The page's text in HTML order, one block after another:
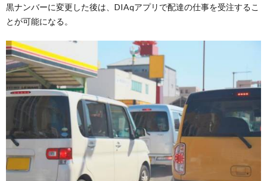
黒ナンバーに変更した後は、DIAqアプリで配達の仕事を受注するこ
とが可能になる。